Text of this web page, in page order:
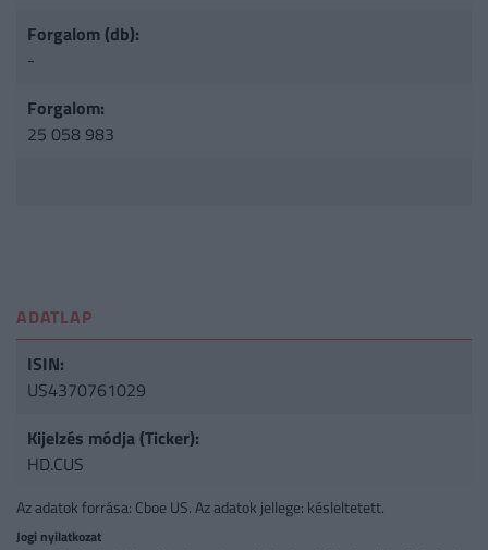
Forgalom (db):
-
Forgalom:
25 058 983
ADATLAP
ISIN:
US4370761029
Kijelzés módja (Ticker):
HD.CUS
Az adatok forrása: Cboe US. Az adatok jellege: késleltetett.
Jogi nyilatkozat